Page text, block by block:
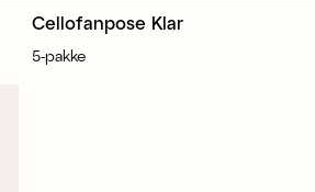
Cellofanpose Klar
5-pakke